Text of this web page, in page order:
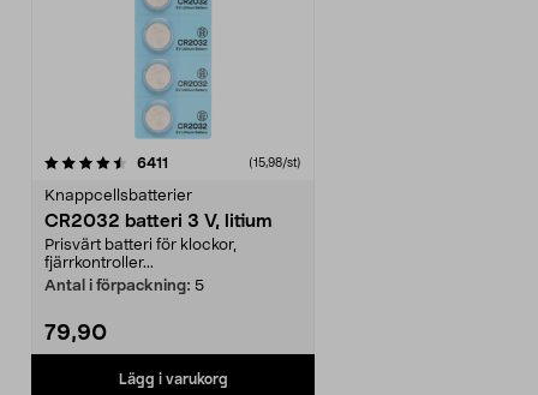
6411 (15,98/st)
Knappcellsbatterier
CR2032 batteri 3 V, litium
Prisvärt batteri för klockor,
fjärrkontroller...
Antal i förpackning: 5
79,90
Lägg i varukorg